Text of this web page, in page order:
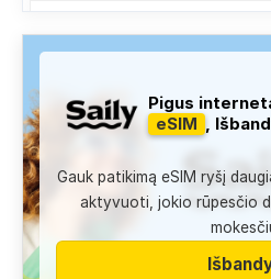
NEPATIKIMAS +37052041945 2026-08-
Administracija: Užfiksuota, kad
daug teigiamų komentarų...
Anonimas:
Labai gera
del teises mokslu
SAUGUS +37060763626 2026-08-04
Pigus
eSIM ,
Gauk patikimą eSIM ryšį
aktyvuoti, jokio rūpesčio